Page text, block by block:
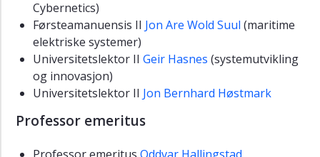
Cybernetics)
Førsteamanuensis II Jon Are Wold Suul (maritime
elektriske systemer)
Universitetslektor II Geir Hasnes (systemutvikling
og innovasjon)
Universitetslektor II Jon Bernhard Høstmark
Professor emeritus